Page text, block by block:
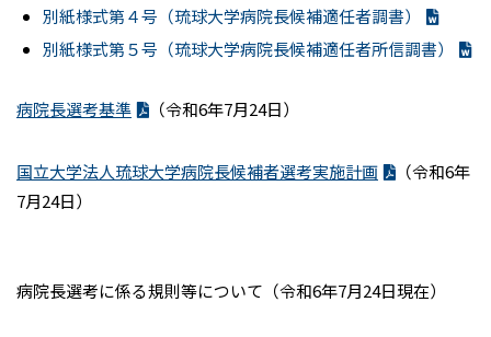
別紙様式第４号（琉球大学病院長候補適任者調書）
別紙様式第５号（琉球大学病院長候補適任者所信調書）
病院長選考基準 （令和6年7月24日）
国立大学法人琉球大学病院長候補者選考実施計画
（令和6年
7月24日）
病院長選考に係る規則等について（令和6年7月24日現在）